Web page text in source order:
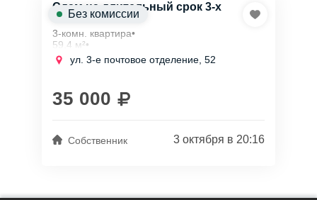
Сдам на длительный срок 3-х
комнатная
3-комн. квартира•
59,4 м²•
9/9 этаж
Длительная аренда, залог 35 000 ₽,
Комм. платежи включены (без счетчиков)
Московская область, Люберцы, Городок Б,...
ул. 3-е почтовое отделение, 52
35 000
Собственник 3 октября в 20:16
Без комиссии